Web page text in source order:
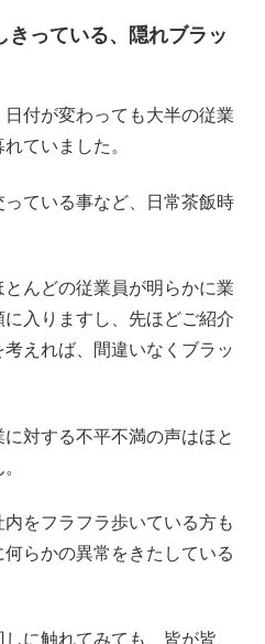
きっている、隠れブラッ
付が変わっても大半の従業
ていました。
ている事など、日常茶飯時
んどの従業員が明らかに業
入りますし、先ほどご紹介
えれば、間違いなくブラッ
対する不平不満の声はほと
をフラフラ歩いている方も
らかの異常をきたしている
に触れてみても、皆が皆、